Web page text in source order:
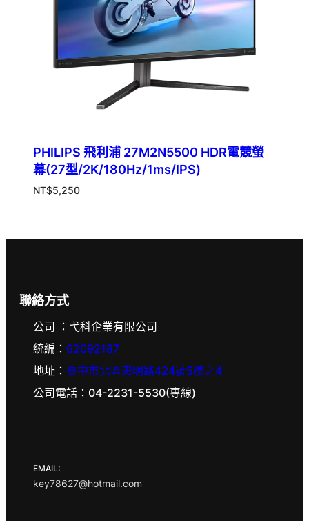
PHILIPS 飛利浦 27M2N5500 HDR電競螢
幕(27型/2K/180Hz/1ms/IPS)
NT$5,250
聯絡方式
公司 ：弋科企業有限公司
統編： 62092187
地址： 臺中市北區忠明路424號5樓之4
公司電話：04-2231-5530(專線)
EMAIL:
key78627@hotmail.com